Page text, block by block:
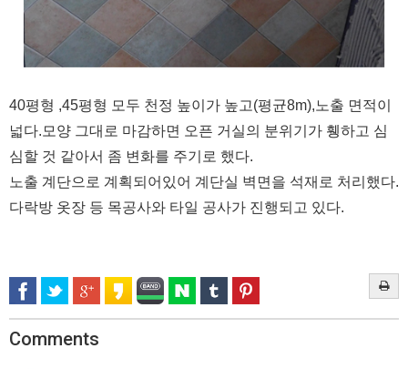
40평형 ,45평형 모두 천정 높이가 높고(평균8m),노출 면적이
넓다.모양 그대로 마감하면 오픈 거실의 분위기가 휑하고 심
심할 것 같아서 좀 변화를 주기로 했다.
노출 계단으로 계획되어있어 계단실 벽면을 석재로 처리했다.
다락방 옷장 등 목공사와 타일 공사가 진행되고 있다.
Comments